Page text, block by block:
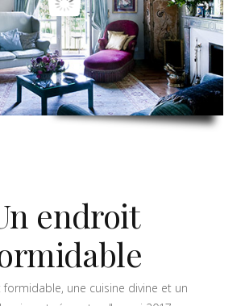
endroit
une cuisine divine et un